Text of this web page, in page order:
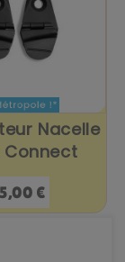
Nacelle
Connect
€